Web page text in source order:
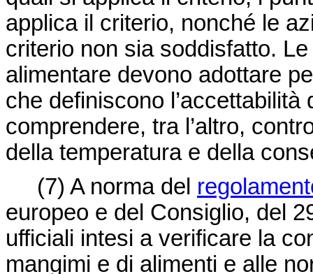
applica il criterio, nonché le
criterio non sia soddisfatto.
alimentare devono adottare
che definiscono
comprendere, tra l’altro,
della temperatura e della
(7) A norma del
europeo e del Consiglio, del
ufficiali intesi a verificare la
mangimi e di alimenti e alle